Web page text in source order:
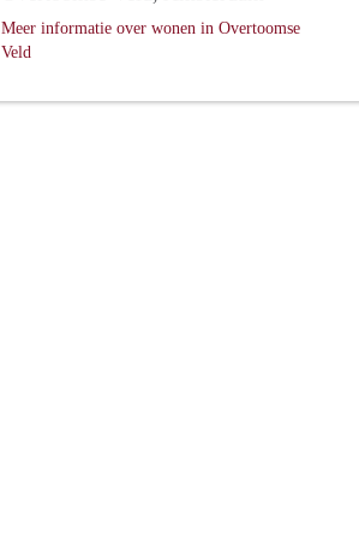
Meer informatie over wonen in Overtoomse
Veld